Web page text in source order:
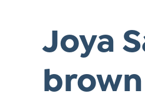
Joya
brown